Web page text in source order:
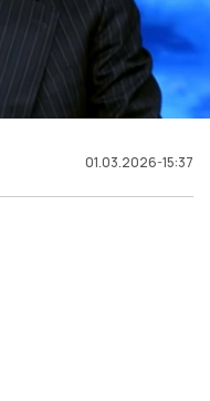
01.03.2026-15:37